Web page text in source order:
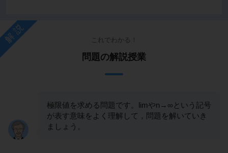
解説 これでわかる！
問題の解説授業
極限値を求める問題です。limやn→∞という記号
が表す意味をよく理解して，問題を解いていき
ましょう。